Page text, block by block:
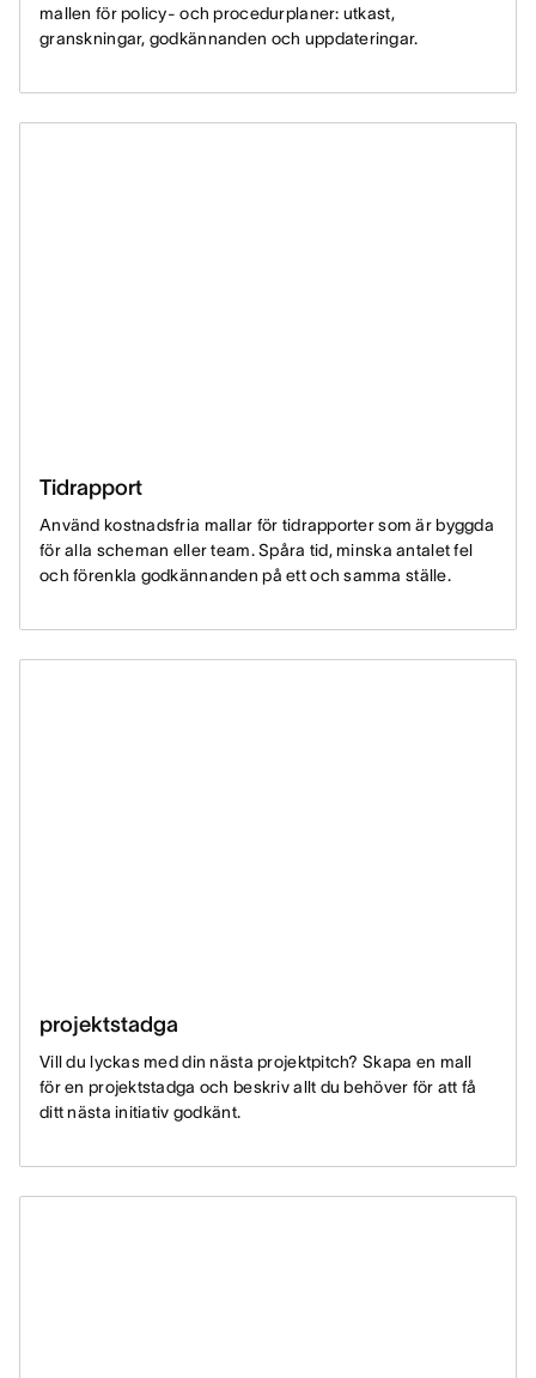
mallen för policy- och procedurplaner: utkast,
granskningar, godkännanden och uppdateringar.
Tidrapport
Använd kostnadsfria mallar för tidrapporter som är byggda
för alla scheman eller team. Spåra tid, minska antalet fel
och förenkla godkännanden på ett och samma ställe.
projektstadga
Vill du lyckas med din nästa projektpitch? Skapa en mall
för en projektstadga och beskriv allt du behöver för att få
ditt nästa initiativ godkänt.